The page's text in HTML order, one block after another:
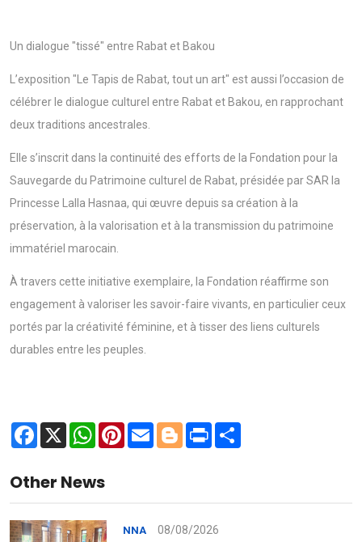
Un dialogue "tissé" entre Rabat et Bakou
L’exposition "Le Tapis de Rabat, tout un art" est aussi l’occasion de
célébrer le dialogue culturel entre Rabat et Bakou, en rapprochant
deux traditions ancestrales.
Elle s’inscrit dans la continuité des efforts de la Fondation pour la
Sauvegarde du Patrimoine culturel de Rabat, présidée par SAR la
Princesse Lalla Hasnaa, qui œuvre depuis sa création à la
préservation, à la valorisation et à la transmission du patrimoine
immatériel marocain.
À travers cette initiative exemplaire, la Fondation réaffirme son
engagement à valoriser les savoir-faire vivants, en particulier ceux
portés par la créativité féminine, et à tisser des liens culturels
durables entre les peuples.
Facebook
X WhatsApp
Pinterest
Email BloggerPrint
Other News
NNA 08/08/2026